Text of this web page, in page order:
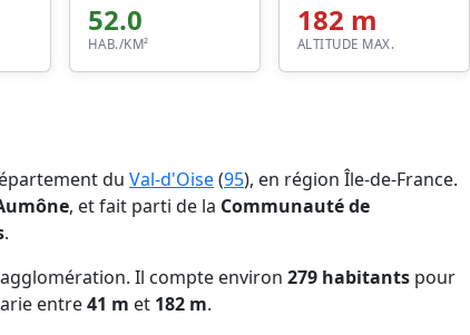
52.0
HAB./KM²
182 m
ALTITUDE MAX.
du Val-d'Oise(95), en région Île-de-France.
, et fait parti de la Communauté de
.
Il compte environ 279 habitants pour
entre41 m et 182 m.